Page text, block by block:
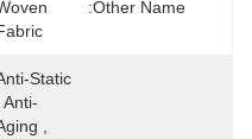
Other Name:
Static
, Anti-
,